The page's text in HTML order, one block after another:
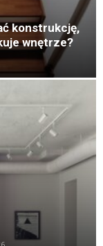
konstrukcję,
wnętrze?